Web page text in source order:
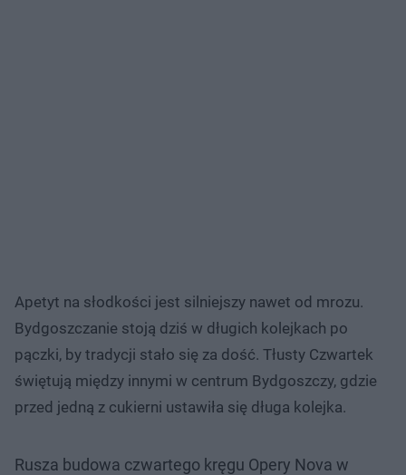
Apetyt na słodkości jest silniejszy nawet od mrozu.
Bydgoszczanie stoją dziś w długich kolejkach po
pączki, by tradycji stało się za dość. Tłusty Czwartek
świętują między innymi w centrum Bydgoszczy, gdzie
przed jedną z cukierni ustawiła się długa kolejka.
Rusza budowa czwartego kręgu Opery Nova w